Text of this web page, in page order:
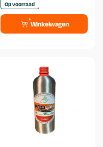
Op voorraad
Winkelwagen